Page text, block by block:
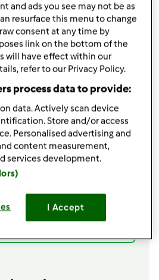
la ricetta
and ads you see may not be as
resurface this menu to change
consent at any time by
link on the bottom of the
will have effect within our
refer to our Privacy Policy.
process data to provide:
data. Actively scan device
Store and/or access
Personalised advertising and
content measurement,
services development.
I Accept